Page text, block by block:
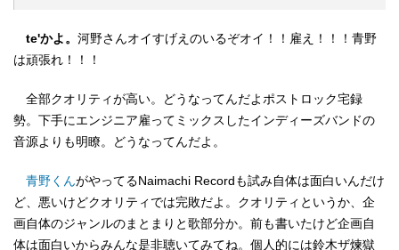
te'かよ。 河野さんオイすげえのいるぞオイ！！雇え！！！青野
は頑張れ！！！
全部クオリティが高い。どうなってんだよポストロック宅録
勢。下手にエンジニア雇ってミックスしたインディーズバンドの
音源よりも明瞭。どうなってんだよ。
青野くんがやってるNaimachi Recordも試み自体は面白いんだけ
ど、悪いけどクオリティでは完敗だよ。クオリティというか、企
画自体のジャンルのまとまりと歌部分か。前も書いたけど企画自
体は面白いからみんな是非聴いてみてね。個人的には鈴木ザ煉獄